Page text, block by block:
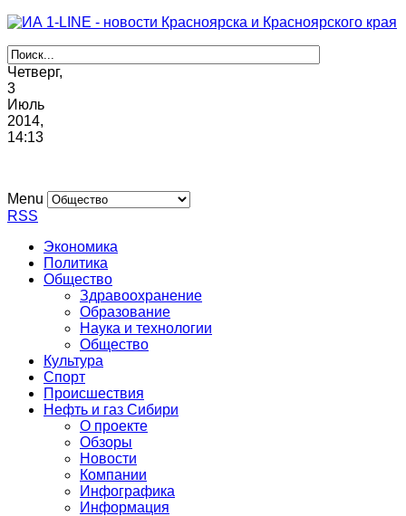
Четверг,
3
Июль
2014,
14:13
Menu
RSS
Экономика
Политика
Общество
Здравоохранение
Образование
Наука и технологии
Общество
Культура
Спорт
Происшествия
Нефть и газ Сибири
О проекте
Обзоры
Новости
Компании
Инфографика
Информация